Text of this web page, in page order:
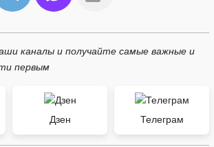
каналы и получайте самые важные и
первым
Дзен Телеграм